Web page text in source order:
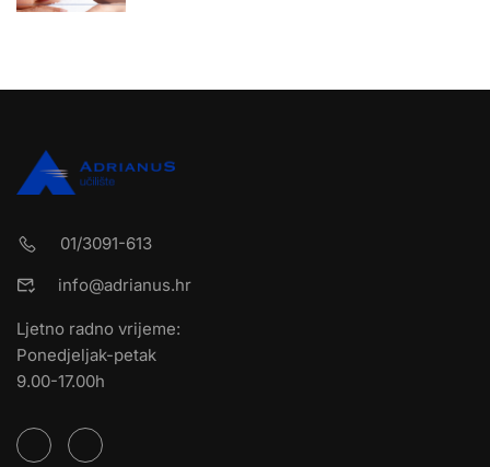
01/3091-613
info@adrianus.hr
Ljetno radno vrijeme:
Ponedjeljak-petak
9.00-17.00h